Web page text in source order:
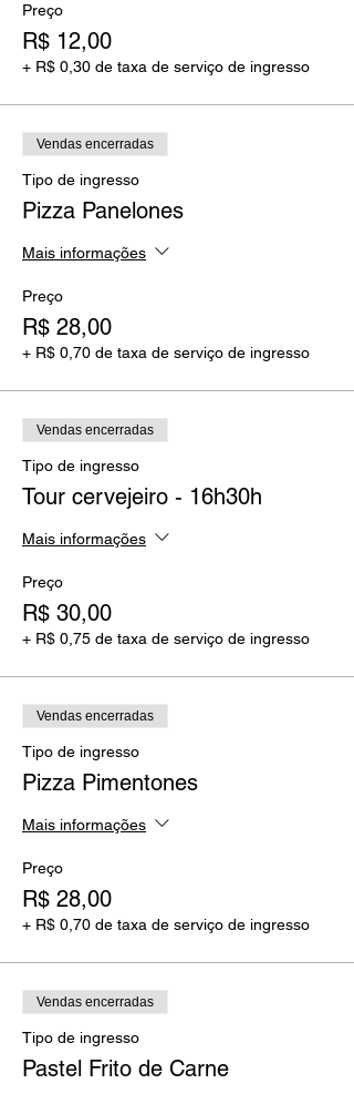
Preço
R$ 12,00
+ R$ 0,30 de taxa de serviço de ingresso
Vendas encerradas
Tipo de ingresso
Pizza Panelones
Mais informações
Preço
R$ 28,00
+ R$ 0,70 de taxa de serviço de ingresso
Vendas encerradas
Tipo de ingresso
Tour cervejeiro - 16h30h
Mais informações
Preço
R$ 30,00
+ R$ 0,75 de taxa de serviço de ingresso
Vendas encerradas
Tipo de ingresso
Pizza Pimentones
Mais informações
Preço
R$ 28,00
+ R$ 0,70 de taxa de serviço de ingresso
Vendas encerradas
Tipo de ingresso
Pastel Frito de Carne